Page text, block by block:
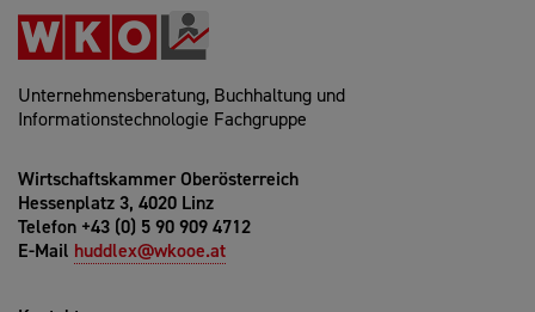
Unternehmensberatung, Buchhaltung und
Informationstechnologie Fachgruppe
Wirtschaftskammer Oberösterreich
Hessenplatz 3, 4020 Linz
Telefon +43 (0) 5 90 909 4712
E-Mail huddlex@wkooe.at